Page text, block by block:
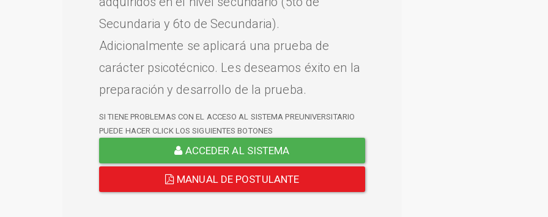
Secundaria y 6to de Secundaria).
Adicionalmente se aplicará una prueba de
carácter psicotécnico. Les deseamos éxito en la
preparación y desarrollo de la prueba.
SI TIENE PROBLEMAS CON EL ACCESO AL SISTEMA PREUNIVERSITARIO
PUEDE HACER CLICK LOS SIGUIENTES BOTONES
ACCEDER AL SISTEMA
MANUAL DE POSTULANTE